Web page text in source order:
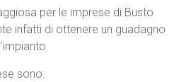
per le imprese di Busto
infatti di ottenere un guadagno
sono: